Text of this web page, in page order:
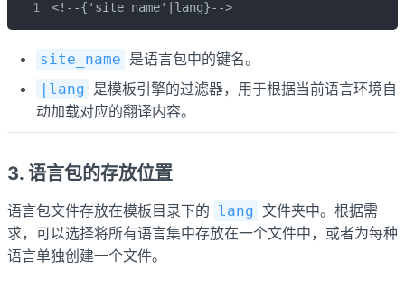
<!--{'site_name'|lang}-->
site_name 是语言包中的键名。
|lang 是模板引擎的过滤器，用于根据当前语言环境自
动加载对应的翻译内容。
3. 语言包的存放位置
语言包文件存放在模板目录下的 lang 文件夹中。根据需
求，可以选择将所有语言集中存放在一个文件中，或者为每种
语言单独创建一个文件。